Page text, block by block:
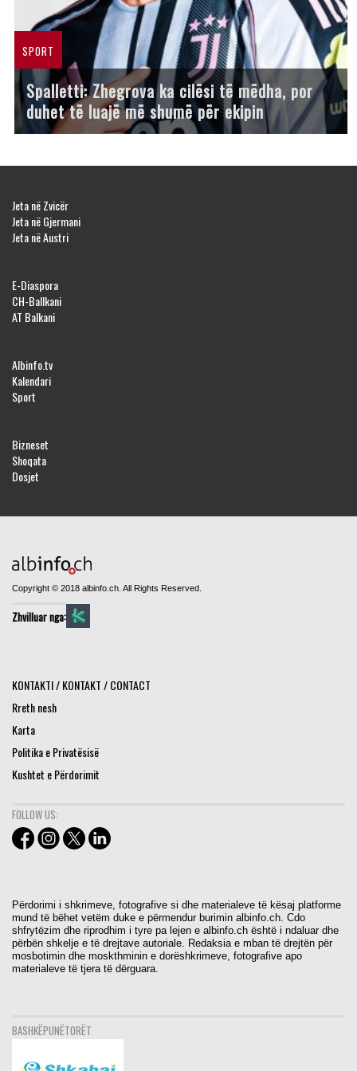
SPORT
Spalletti: Zhegrova ka cilësi të mëdha, por
duhet të luajë më shumë për ekipin
Jeta në Zvicër
Jeta në Gjermani
Jeta në Austri
E-Diaspora
CH-Ballkani
AT Balkani
Albinfo.tv
Kalendari
Sport
Bizneset
Shoqata
Dosjet
Copyright © 2018 albinfo.ch. All Rights Reserved.
Zhvilluar nga:
KONTAKTI / KONTAKT / CONTACT
Rreth nesh
Karta
Politika e Privatësisë
Kushtet e Përdorimit
FOLLOW US:
Përdorimi i shkrimeve, fotografive si dhe materialeve të kësaj platforme
mund të bëhet vetëm duke e përmendur burimin albinfo.ch. Cdo
shfrytëzim dhe riprodhim i tyre pa lejen e albinfo.ch është i ndaluar dhe
përbën shkelje e të drejtave autoriale. Redaksia e mban të drejtën për
mosbotimin dhe moskthminin e dorëshkrimeve, fotografive apo
materialeve të tjera të dërguara.
BASHKËPUNËTORËT